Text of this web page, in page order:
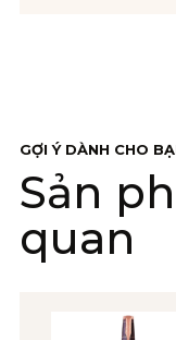
GỢI Ý DÀNH CHO
Sản
quan